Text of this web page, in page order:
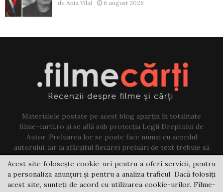
de Ania Vilal 6 august 2026
Materialele postate pe acest blog aparțin în totalitate
filme-carti.ro și se află sub protecția Legii Dreptului de
Autor. Preluarea lor se poate face numai cu acordul
autorului, iar la sfârșitul fiecărei preluări de text trebuie să
existe un link către acest blog.
Contact us:jovi@filme-carti.ro
Acest site folosește cookie-uri pentru a oferi servicii, pentru
a personaliza anunțuri și pentru a analiza traficul. Dacă folosiți
acest site, sunteți de acord cu utilizarea cookie-urilor. Filme-